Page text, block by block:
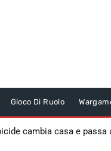
Gioco Di Ruolo
cambia casa e passa